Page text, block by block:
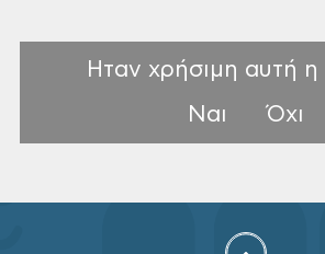
Ηταν χρήσιμη αυτή η
Ναι
Όχι